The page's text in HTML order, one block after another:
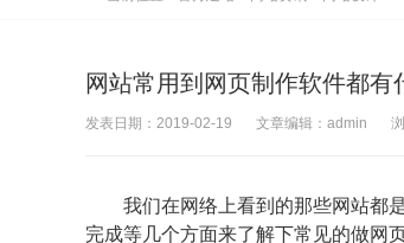
网站常用到网页制作软件都有
发表日期：2019-02-19 文章编辑：admin
我们在网络上看到的那些网站都是
完成等几个方面来了解下常见的做网